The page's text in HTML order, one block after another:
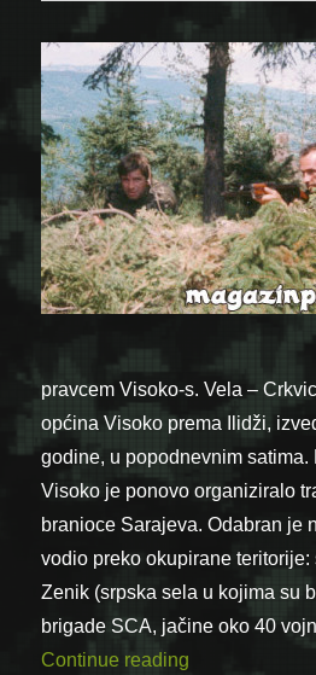
pravcem Visoko-s. Vela –
općina Visoko prema Ilidži,
godine, u popodnevnim
Visoko je ponovo organiziralo
branioce Sarajeva. Odabran je
vodio preko okupirane teritorije:
Zenik (srpska sela u kojima su
brigade SCA, jačine oko 40
Continue reading “27.04.1992.